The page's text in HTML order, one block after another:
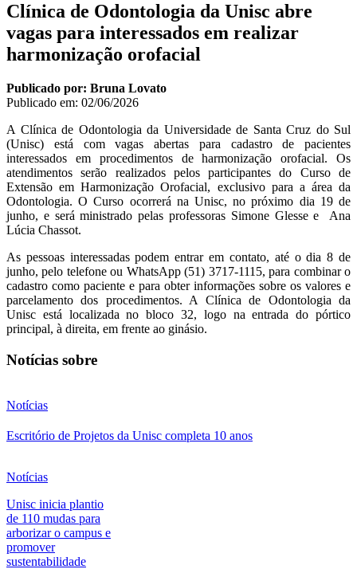
Clínica de Odontologia da Unisc abre
vagas para interessados em realizar
harmonização orofacial
Publicado por: Bruna Lovato
Publicado em: 02/06/2026
A Clínica de Odontologia da Universidade de Santa Cruz do Sul
(Unisc) está com vagas abertas para cadastro de pacientes
interessados em procedimentos de harmonização orofacial. Os
atendimentos serão realizados pelos participantes do Curso de
Extensão em Harmonização Orofacial, exclusivo para a área da
Odontologia. O Curso ocorrerá na Unisc, no próximo dia 19 de
junho, e será ministrado pelas professoras Simone Glesse e Ana
Lúcia Chassot.
As pessoas interessadas podem entrar em contato, até o dia 8 de
junho, pelo telefone ou WhatsApp (51) 3717-1115, para combinar o
cadastro como paciente e para obter informações sobre os valores e
parcelamento dos procedimentos. A Clínica de Odontologia da
Unisc está localizada no bloco 32, logo na entrada do pórtico
principal, à direita, em frente ao ginásio.
Notícias sobre
Notícias
Escritório de Projetos da Unisc completa 10 anos
Notícias
Unisc inicia plantio
de 110 mudas para
arborizar o campus e
promover
sustentabilidade